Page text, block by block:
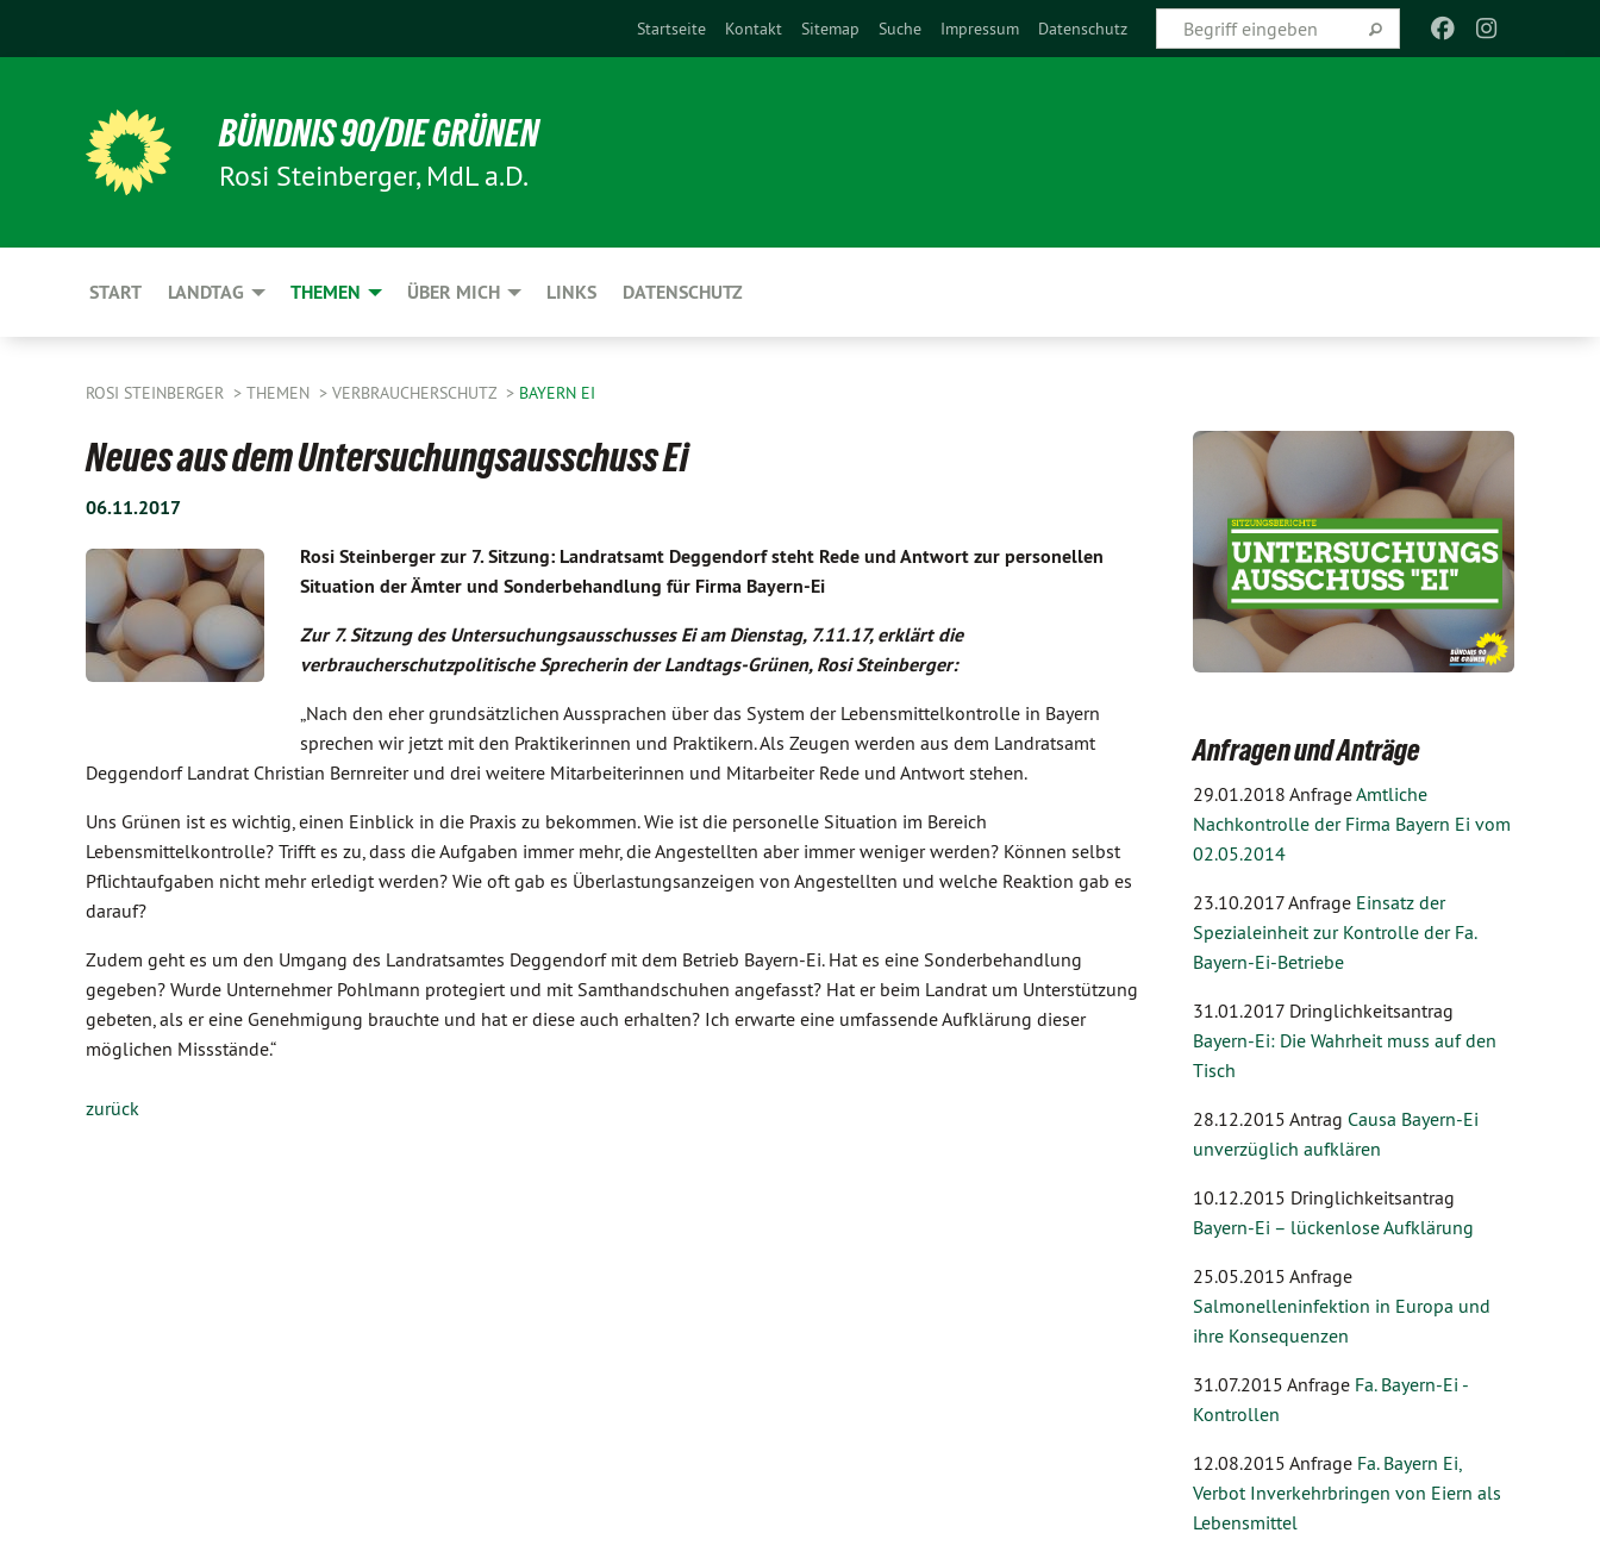
Startseite Kontakt Sitemap Suche Impressum Datenschutz
BÜNDNIS 90/DIE GRÜNEN
Rosi Steinberger, MdL a.D.
START LANDTAG THEMEN ÜBER MICH LINKS DATENSCHUTZ
ROSI STEINBERGER THEMEN VERBRAUCHERSCHUTZ BAYERN EI
Neues aus dem Untersuchungsausschuss Ei
06.11.2017
Rosi Steinberger zur 7. Sitzung: Landratsamt Deggendorf steht Rede und Antwort zur personellen
Situation der Ämter und Sonderbehandlung für Firma Bayern-Ei
Zur 7. Sitzung des Untersuchungsausschusses Ei am Dienstag, 7.11.17, erklärt die
verbraucherschutzpolitische Sprecherin der Landtags-Grünen, Rosi Steinberger:
„Nach den eher grundsätzlichen Aussprachen über das System der Lebensmittelkontrolle in Bayern
sprechen wir jetzt mit den Praktikerinnen und Praktikern. Als Zeugen werden aus dem Landratsamt
Deggendorf Landrat Christian Bernreiter und drei weitere Mitarbeiterinnen und Mitarbeiter Rede und Antwort stehen.
Uns Grünen ist es wichtig, einen Einblick in die Praxis zu bekommen. Wie ist die personelle Situation im Bereich
Lebensmittelkontrolle? Trifft es zu, dass die Aufgaben immer mehr, die Angestellten aber immer weniger werden? Können selbst
Pflichtaufgaben nicht mehr erledigt werden? Wie oft gab es Überlastungsanzeigen von Angestellten und welche Reaktion gab es
darauf?
Zudem geht es um den Umgang des Landratsamtes Deggendorf mit dem Betrieb Bayern-Ei. Hat es eine Sonderbehandlung
gegeben? Wurde Unternehmer Pohlmann protegiert und mit Samthandschuhen angefasst? Hat er beim Landrat um Unterstützung
gebeten, als er eine Genehmigung brauchte und hat er diese auch erhalten? Ich erwarte eine umfassende Aufklärung dieser
möglichen Missstände.“
zurück
Anfragen und Anträge
29.01.2018 AnfrageAmtliche
Nachkontrolle der Firma Bayern Ei vom
02.05.2014
23.10.2017 Anfrage Einsatz der
Spezialeinheit zur Kontrolle der Fa.
Bayern-Ei-Betriebe
31.01.2017 Dringlichkeitsantrag
Bayern-Ei: Die Wahrheit muss auf den
Tisch
28.12.2015 Antrag Causa Bayern-Ei
unverzüglich aufklären
10.12.2015 Dringlichkeitsantrag
Bayern-Ei – lückenlose Aufklärung
25.05.2015 Anfrage
Salmonelleninfektion in Europa und
ihre Konsequenzen
31.07.2015 Anfrage Fa. Bayern-Ei -
Kontrollen
12.08.2015 Anfrage Fa. Bayern Ei,
Verbot Inverkehrbringen von Eiern als
Lebensmittel